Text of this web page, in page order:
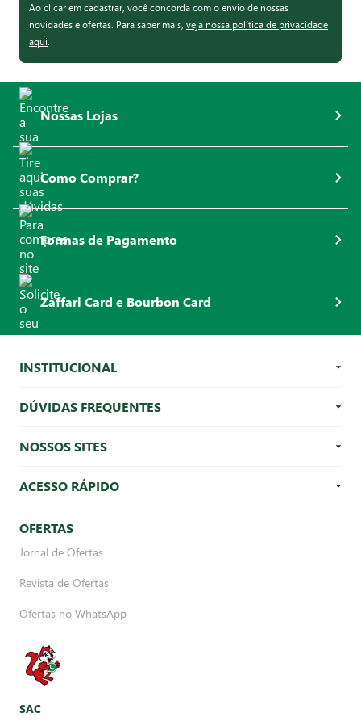
Ao clicar em cadastrar, você concorda com o envio de nossas
novidades e ofertas. Para saber mais, veja nossa política de privacidade
aqui.
Nossas Lojas
Como Comprar?
Formas de Pagamento
Zaffari Card e Bourbon Card
INSTITUCIONAL
DÚVIDAS FREQUENTES
NOSSOS SITES
ACESSO RÁPIDO
OFERTAS
Jornal de Ofertas
Revista de Ofertas
Ofertas no WhatsApp
SAC